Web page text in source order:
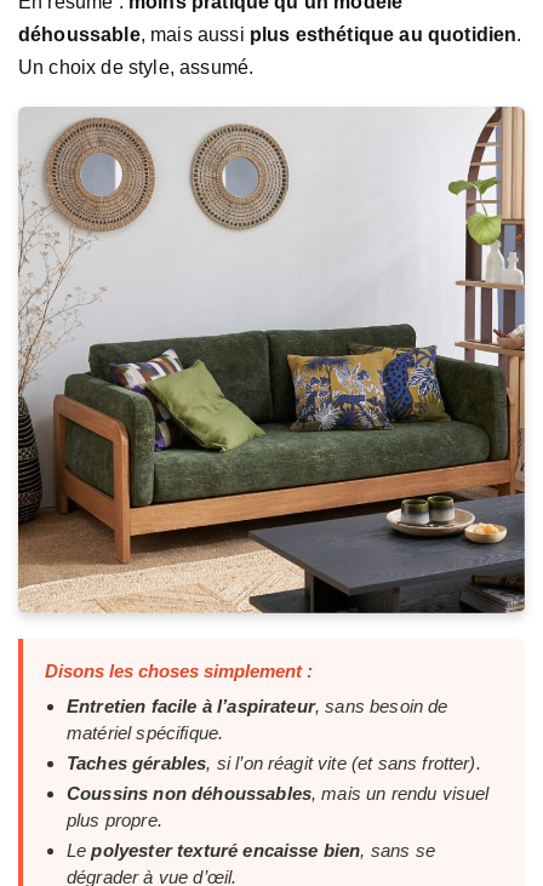
déhoussable, mais aussi plus esthétique au quotidien.
Un choix de style, assumé.
Disons les choses simplement :
Entretien facile à l’aspirateur, sans besoin de
matériel spécifique.
Taches gérables, si l’on réagit vite (et sans frotter).
Coussins non déhoussables, mais un rendu visuel
plus propre.
Lepolyester texturé encaisse bien, sans se
dégrader à vue d’œil.